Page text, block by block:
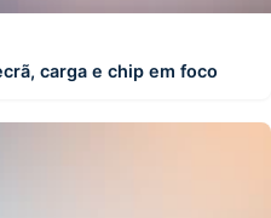
carga e chip em foco